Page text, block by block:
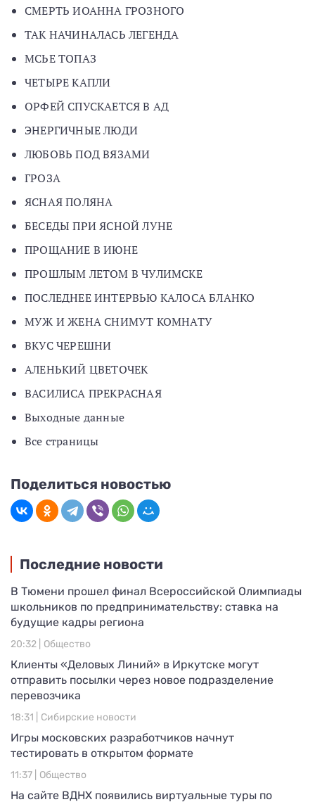
СМЕРТЬ ИОАННА ГРОЗНОГО
ТАК НАЧИНАЛАСЬ ЛЕГЕНДА
МСЬЕ ТОПАЗ
ЧЕТЫРЕ КАПЛИ
ОРФЕЙ СПУСКАЕТСЯ В АД
ЭНЕРГИЧНЫЕ ЛЮДИ
ЛЮБОВЬ ПОД ВЯЗАМИ
ГРОЗА
ЯСНАЯ ПОЛЯНА
БЕСЕДЫ ПРИ ЯСНОЙ ЛУНЕ
ПРОЩАНИЕ В ИЮНЕ
ПРОШЛЫМ ЛЕТОМ В ЧУЛИМСКЕ
ПОСЛЕДНЕЕ ИНТЕРВЬЮ КАЛОСА БЛАНКО
МУЖ И ЖЕНА СНИМУТ КОМНАТУ
ВКУС ЧЕРЕШНИ
АЛЕНЬКИЙ ЦВЕТОЧЕК
ВАСИЛИСА ПРЕКРАСНАЯ
Выходные данные
Все страницы
Поделиться новостью
Последние новости
В Тюмени прошел финал Всероссийской Олимпиады
школьников по предпринимательству: ставка на
будущие кадры региона
20:32 | Общество
Клиенты «Деловых Линий» в Иркутске могут
отправить посылки через новое подразделение
перевозчика
18:31 | Сибирские новости
Игры московских разработчиков начнут
тестировать в открытом формате
11:37 | Общество
На сайте ВДНХ появились виртуальные туры по